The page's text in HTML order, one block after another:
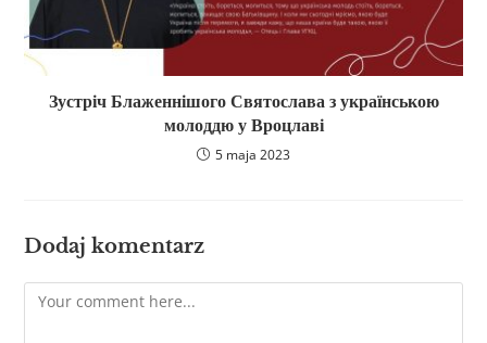
Зустріч Блаженнішого Святослава з українською
молоддю у Вроцлаві
5 maja 2023
Dodaj komentarz